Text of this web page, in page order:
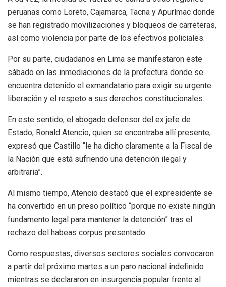
peruanas como Loreto, Cajamarca, Tacna y Apurímac donde
se han registrado movilizaciones y bloqueos de carreteras,
así como violencia por parte de los efectivos policiales.
Por su parte, ciudadanos en Lima se manifestaron este
sábado en las inmediaciones de la prefectura donde se
encuentra detenido el exmandatario para exigir su urgente
liberación y el respeto a sus derechos constitucionales.
En este sentido, el abogado defensor del ex jefe de
Estado, Ronald Atencio, quien se encontraba allí presente,
expresó que Castillo “le ha dicho claramente a la Fiscal de
la Nación que está sufriendo una detención ilegal y
arbitraria”.
Al mismo tiempo, Atencio destacó que el expresidente se
ha convertido en un preso político “porque no existe ningún
fundamento legal para mantener la detención” tras el
rechazo del habeas corpus presentado.
Como respuestas, diversos sectores sociales convocaron
a partir del próximo martes a un paro nacional indefinido
mientras se declararon en insurgencia popular frente al